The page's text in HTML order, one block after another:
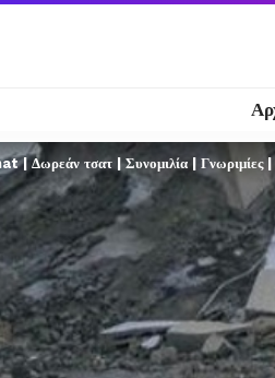
τσατ | Συνομιλία | Γνωριμίες |